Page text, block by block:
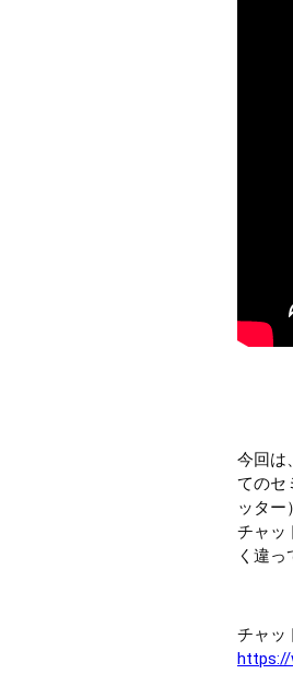
今回は
てのセ
ッター
チャッ
く違っ
チャッ
https://